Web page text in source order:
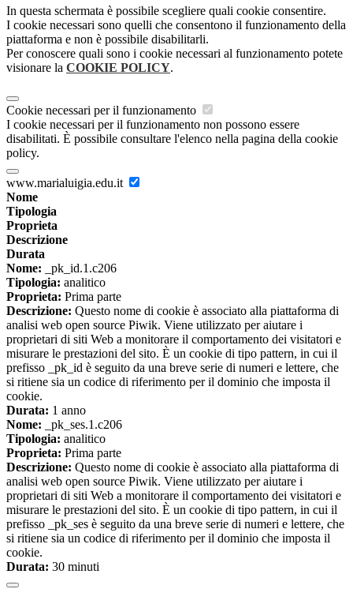
In questa schermata è possibile scegliere quali cookie consentire.
I cookie necessari sono quelli che consentono il funzionamento della
piattaforma e non è possibile disabilitarli.
Per conoscere quali sono i cookie necessari al funzionamento potete
visionare la COOKIE POLICY.
Cookie necessari per il funzionamento
I cookie necessari per il funzionamento non possono essere
disabilitati. È possibile consultare l'elenco nella pagina della cookie
policy.
www.marialuigia.edu.it
Nome
Tipologia
Proprieta
Descrizione
Durata
Nome: _pk_id.1.c206
Tipologia: analitico
Proprieta: Prima parte
Descrizione: Questo nome di cookie è associato alla piattaforma di
analisi web open source Piwik. Viene utilizzato per aiutare i
proprietari di siti Web a monitorare il comportamento dei visitatori e
misurare le prestazioni del sito. È un cookie di tipo pattern, in cui il
prefisso _pk_id è seguito da una breve serie di numeri e lettere, che
si ritiene sia un codice di riferimento per il dominio che imposta il
cookie.
Durata: 1 anno
Nome: _pk_ses.1.c206
Tipologia: analitico
Proprieta: Prima parte
Descrizione: Questo nome di cookie è associato alla piattaforma di
analisi web open source Piwik. Viene utilizzato per aiutare i
proprietari di siti Web a monitorare il comportamento dei visitatori e
misurare le prestazioni del sito. È un cookie di tipo pattern, in cui il
prefisso _pk_ses è seguito da una breve serie di numeri e lettere, che
si ritiene sia un codice di riferimento per il dominio che imposta il
cookie.
Durata: 30 minuti